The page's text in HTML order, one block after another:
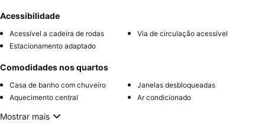
Acessibilidade
Acessível a cadeira de rodas
Via de circulação acessível
Estacionamento adaptado
Comodidades nos quartos
Casa de banho com chuveiro
Janelas desbloqueadas
Aquecimento central
Ar condicionado
Mostrar mais